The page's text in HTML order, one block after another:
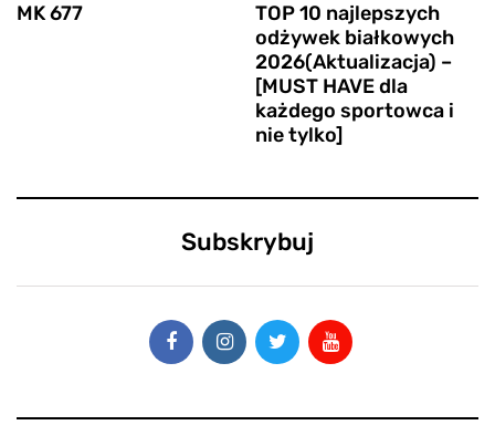
MK 677
TOP 10 najlepszych
odżywek białkowych
2026(Aktualizacja) –
[MUST HAVE dla
każdego sportowca i
nie tylko]
Subskrybuj